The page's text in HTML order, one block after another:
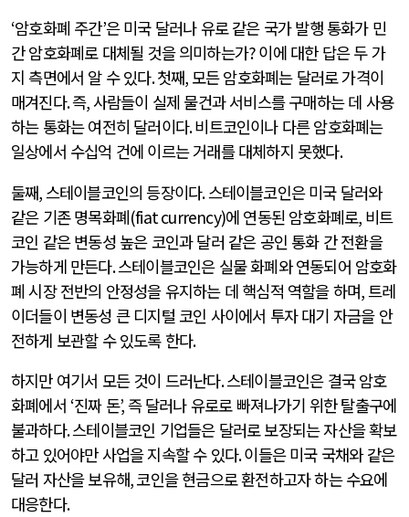
‘암호화폐 주간’은 미국 달러나 유로 같은 국가 발행 통화가 민
간 암호화폐로 대체될 것을 의미하는가?이에 대한 답은 두 가
지 측면에서 알 수 있다.첫째, 모든 암호화폐는 달러로 가격이
매겨진다.즉,사람들이 실제 물건과 서비스를 구매하는 데 사용
하는 통화는 여전히 달러이다.비트코인이나 다른 암호화폐는
일상에서 수십억 건에 이르는 거래를 대체하지 못했다.
둘째,스테이블코인의 등장이다.스테이블코인은 미국 달러와
같은 기존 명목화폐(fiat currency)에 연동된 암호화폐로, 비트
코인 같은 변동성 높은 코인과 달러 같은 공인 통화 간 전환을
가능하게 만든다.스테이블코인은 실물 화폐와 연동되어 암호화
폐 시장 전반의 안정성을 유지하는 데 핵심적 역할을 하며,트레
이더들이 변동성 큰 디지털 코인 사이에서 투자 대기 자금을 안
전하게 보관할 수 있도록 한다.
하지만 여기서 모든 것이 드러난다.스테이블코인은 결국 암호
화폐에서 ‘진짜 돈’,즉 달러나 유로로 빠져나가기 위한 탈출구에
불과하다.스테이블코인 기업들은 달러로 보장되는 자산을 확보
하고 있어야만 사업을 지속할 수 있다.이들은 미국 국채와 같은
달러 자산을 보유해,코인을 현금으로 환전하고자 하는 수요에
대응한다.